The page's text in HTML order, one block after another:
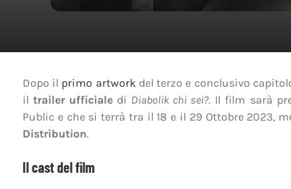
Dopo il primo artworkdel terzo e conclusivo
iltrailer ufficiale di Diabolik chi sei?. Il film sarà
Public e che si terrà tra il 18 e il 29 Ottobre 2023,
Distribution.
Il cast del film